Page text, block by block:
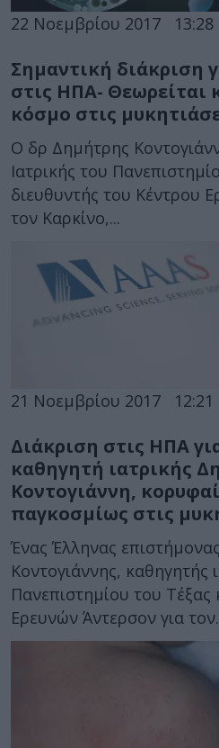
22 Νοεμβρίου 2017 13:28
Σημαντική διάκριση
στις ΗΠΑ- Θεωρείται
κόσμο στις
Ο δρ Δημήτρης
Ιατρικής του
διευθυντής του Κέντρου
τον Καρκίνο,...
21 Νοεμβρίου 2017 12:21
Διάκριση στις ΗΠΑ
καθηγητή ιατρικής
Κοντογιάννη,
παγκοσμίως στις
Ένας Έλληνας
Κοντογιάννης, καθηγητής
Πανεπιστημίου του Τέξας
Ερευνών Άντερσον για